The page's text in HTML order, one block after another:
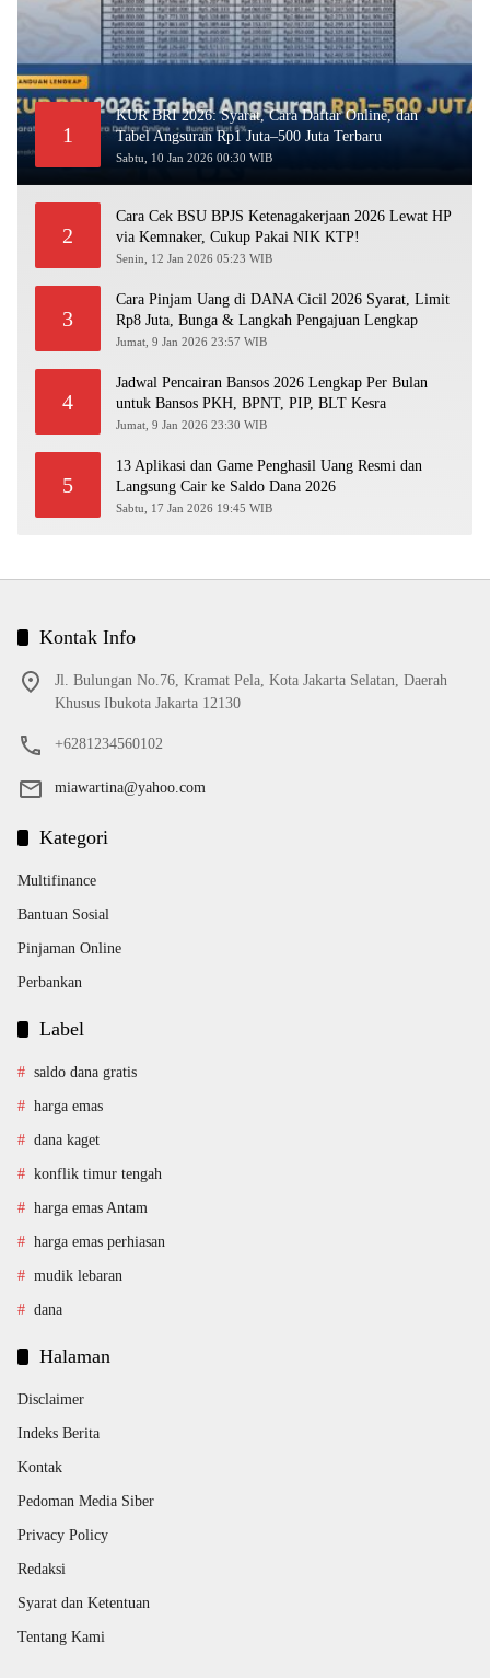
1
KUR BRI 2026: Syarat, Cara Daftar Online, dan
Tabel Angsuran Rp1 Juta–500 Juta Terbaru
Sabtu, 10 Jan 2026 00:30 WIB
2
Cara Cek BSU BPJS Ketenagakerjaan 2026 Lewat HP
via Kemnaker, Cukup Pakai NIK KTP!
Senin, 12 Jan 2026 05:23 WIB
3
Cara Pinjam Uang di DANA Cicil 2026 Syarat, Limit
Rp8 Juta, Bunga & Langkah Pengajuan Lengkap
Jumat, 9 Jan 2026 23:57 WIB
4
Jadwal Pencairan Bansos 2026 Lengkap Per Bulan
untuk Bansos PKH, BPNT, PIP, BLT Kesra
Jumat, 9 Jan 2026 23:30 WIB
5
13 Aplikasi dan Game Penghasil Uang Resmi dan
Langsung Cair ke Saldo Dana 2026
Sabtu, 17 Jan 2026 19:45 WIB
Kontak Info
Jl. Bulungan No.76, Kramat Pela, Kota Jakarta Selatan, Daerah
Khusus Ibukota Jakarta 12130
+6281234560102
miawartina@yahoo.com
Kategori
Multifinance
Bantuan Sosial
Pinjaman Online
Perbankan
Label
saldo dana gratis
harga emas
dana kaget
konflik timur tengah
harga emas Antam
harga emas perhiasan
mudik lebaran
dana
Halaman
Disclaimer
Indeks Berita
Kontak
Pedoman Media Siber
Privacy Policy
Redaksi
Syarat dan Ketentuan
Tentang Kami